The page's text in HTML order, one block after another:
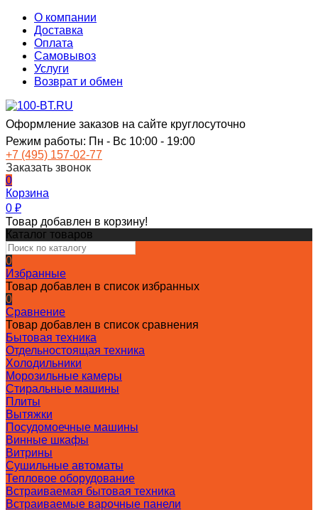
О компании
Доставка
Оплата
Самовывоз
Услуги
Возврат и обмен
Оформление заказов на сайте круглосуточно
Режим работы: Пн - Вс 10:00 - 19:00
+7 (495) 157-02-77
Заказать звонок
0
Корзина
0 ₽
Товар добавлен в корзину!
Каталог товаров
0
Избранные
Товар добавлен в список избранных
0
Сравнение
Товар добавлен в список сравнения
Бытовая техника
Отдельностоящая техника
Холодильники
Морозильные камеры
Стиральные машины
Плиты
Вытяжки
Посудомоечные машины
Винные шкафы
Витрины
Сушильные автоматы
Тепловое оборудование
Встраиваемая бытовая техника
Встраиваемые варочные панели